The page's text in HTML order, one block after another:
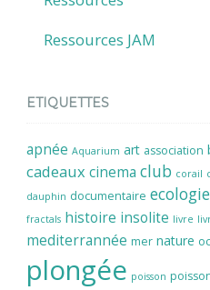
Ressources JAM
ETIQUETTES
apnée Aquarium art association
cadeaux cinema club corail
dauphin documentaire ecologie
fractals histoire insolite livre
mediterrannée mer nature
plongée poisson